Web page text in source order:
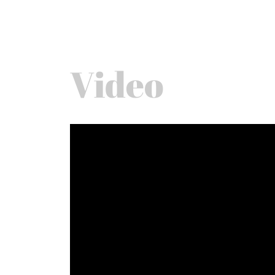
Video